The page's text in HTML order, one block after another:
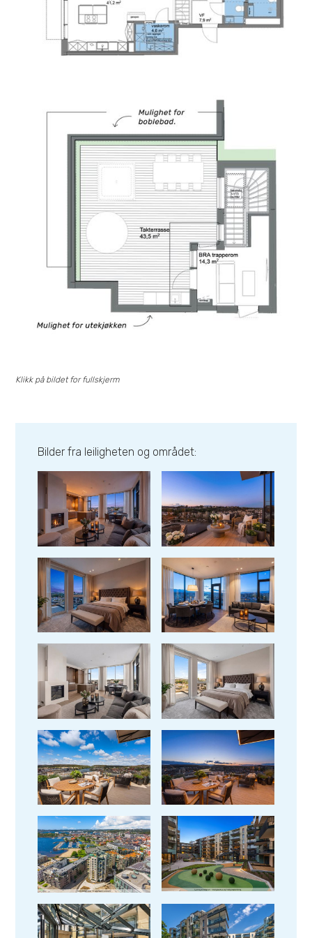
Klikk på bildet for fullskjerm
Bilder fra leiligheten og området:
Se bilder fra leilighet Se bilder fra leilighet
Se bilder fra leilighet
Se bilder fra leilighet Se bilder fra leilighet
Se bilder fra leilighet Se bilder fra leilighet
Se bilder fra leilighet Se bilder fra leilighet
Se bilder fra leilighet Se bilder fra leilighet
Se bilder fra leilighet Se bilder fra leilighet
Se bilder fra leilighet Se bilder fra leilighet
Se bilder fra leilighet
Se bilder fra leilighet Se bilder fra leilighet
Se bilder fra leilighet Se bilder fra leilighet
Se bilder fra leilighet Se bilder fra leilighet
Se bilder fra leilighet Se bilder fra leilighet
Se bilder fra leilighet Se bilder fra leilighet
Se bilder fra leilighet Se bilder fra leilighet
Se bilder fra leilighet Se bilder fra leilighet
Se bilder fra leilighet Se bilder fra leilighet
Se bilder fra leilighet Se bilder fra leilighet
Se bilder fra leilighet Se bilder fra leilighet
Se bilder fra leilighet Se bilder fra leilighet
Se bilder fra leilighet Se bilder fra leilighet
Se bilder fra leilighet Se bilder fra leilighet
Se bilder fra leilighet Se bilder fra leilighet